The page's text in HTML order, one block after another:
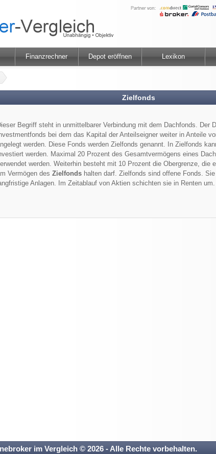
Finanzrechner Depot eröffnen Lexikon
Zielfonds
Begriff steht in unmittelbarer Verbindung mit dem Dachfonds. Der
bei dem das Kapital der Anteilseigner weiter in Anteile
werden. Diese Fonds werden Zielfonds genannt. In Zielfonds
werden. Maximal 20 Prozent des Gesamtvermögens eines
werden. Weiterhin besteht mit 10 Prozent die Obergrenze, die
Vermögen des Zielfonds halten darf. Zielfonds sind offene Fonds.
Anlagen. Im Zeitablauf von Aktien schichten sie in Renten um.
im Vergleich © 2026 - Alle Rechte vorbehalten.